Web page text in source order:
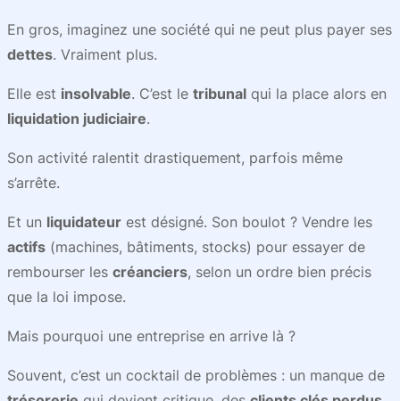
En gros, imaginez une société qui ne peut plus payer ses
dettes. Vraiment plus.
Elle est insolvable. C’est le tribunal qui la place alors en
liquidation judiciaire.
Son activité ralentit drastiquement, parfois même
s’arrête.
Et un liquidateur est désigné. Son boulot ? Vendre les
actifs (machines, bâtiments, stocks) pour essayer de
rembourser les créanciers, selon un ordre bien précis
que la loi impose.
Mais pourquoi une entreprise en arrive là ?
Souvent, c’est un cocktail de problèmes : un manque de